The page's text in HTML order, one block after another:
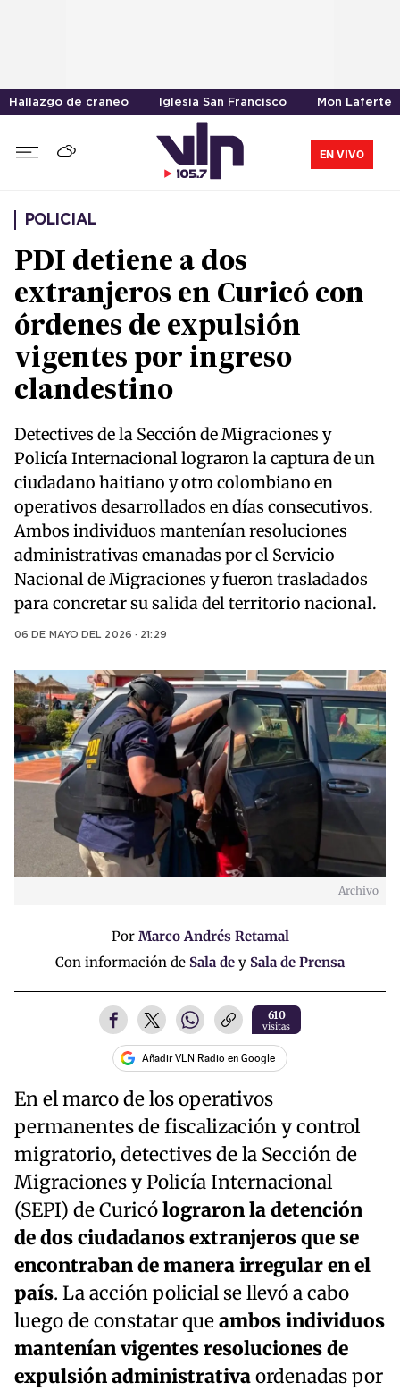
Hallazgo de craneo Iglesia San Francisco Mon Laferte
EN VIVO
POLICIAL
PDI detiene a dos
extranjeros en Curicó con
órdenes de expulsión
vigentes por ingreso
clandestino
Detectives de la Sección de Migraciones y
Policía Internacional lograron la captura de un
ciudadano haitiano y otro colombiano en
operativos desarrollados en días consecutivos.
Ambos individuos mantenían resoluciones
administrativas emanadas por el Servicio
Nacional de Migraciones y fueron trasladados
para concretar su salida del territorio nacional.
06 DE MAYO DEL 2026 · 21:29
Archivo
Por Marco Andrés Retamal
Con información de Sala de y Sala de Prensa
610
visitas
Añadir VLN Radio en Google
En el marco de los operativos
permanentes de fiscalización y control
migratorio, detectives de la Sección de
Migraciones y Policía Internacional
(SEPI) de Curicólograron la detención
de dos ciudadanos extranjeros que se
encontraban de manera irregular en el
país. La acción policial se llevó a cabo
luego de constatar queambos individuos
mantenían vigentes resoluciones de
expulsión administrativaordenadas por